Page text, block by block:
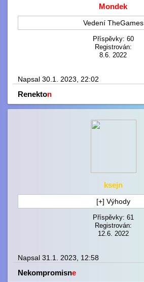
Mondek
Vedení TheGames
Příspěvky: 60
Registrován:
8.6. 2022
Napsal 30.1. 2023, 22:02
Renekton
ksejn
[+] Výhody
Příspěvky: 61
Registrován:
12.6. 2022
Napsal 31.1. 2023, 12:58
Nekompromisne